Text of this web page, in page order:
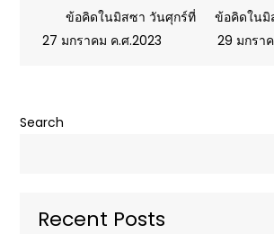
navigation
Postข้อคิดในมิสซา วันศุกร์ที่
27 มกราคม ค.ศ.2023
ข้อคิดในมิ
29 มกรา
Search
Recent Posts